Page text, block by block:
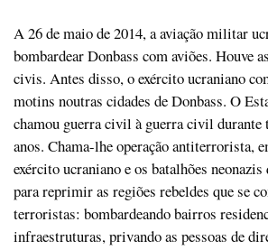
A 26 de maio de 2014, a aviação militar
bombardear Donbass com aviões. Houve
civis. Antes disso, o exército ucraniano
motins noutras cidades de Donbass. O
chamou guerra civil à guerra civil durante
anos. Chama-lhe operação antiterrorista,
exército ucraniano e os batalhões
para reprimir as regiões rebeldes que se
terroristas: bombardeando bairros
infraestruturas, privando as pessoas de